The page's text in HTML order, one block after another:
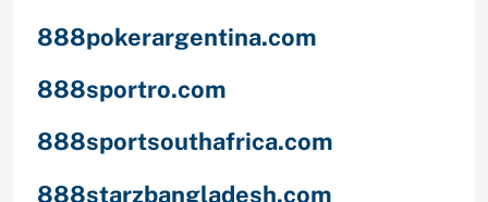
888pokerargentina.com
888sportro.com
888sportsouthafrica.com
888starzbangladesh.com